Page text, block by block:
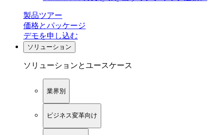
製品ツアー
価格とパッケージ
デモを申し込む
ソリューション
ソリューションとユースケース
業界別
ビジネス変革向け